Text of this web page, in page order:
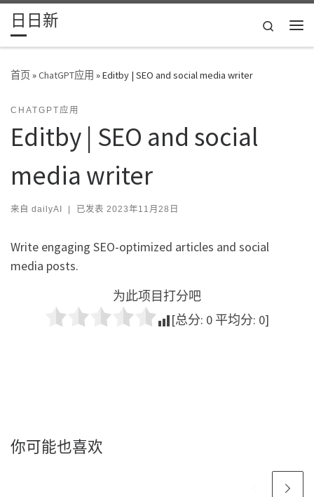
Skip to content
日日新
Search
首页»ChatGPT应用 »Editby | SEO and social media writer
CHATGPT应用
Editby | SEO and social
media writer
来自 dailyAI | 已发表 2023年11月28日
Write engaging SEO-optimized articles and social
media posts.
为此项目打分吧
[总分: 0 平均分: 0]
你可能也喜欢